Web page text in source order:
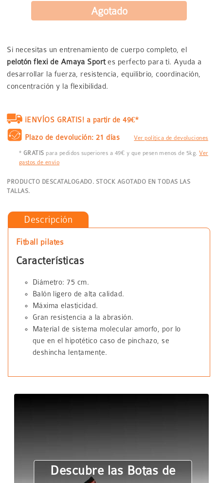
Si necesitas un entrenamiento de cuerpo completo, el
pelotón flexi de Amaya Sportes perfecto para ti. Ayuda a
desarrollar la fuerza, resistencia, equilibrio, coordinación,
concentración y la flexibilidad.
¡ENVÍOS GRATIS! a partir de 49€*
Plazo de devolución: 21 días Ver política de devoluciones
* GRATIS para pedidos superiores a 49€ y que pesen menos de 5kg.Ver
gastos de envío
PRODUCTO DESCATALOGADO. STOCK AGOTADO EN TODAS LAS
TALLAS.
Descripción
Fitball pilates
Características
Diámetro: 75 cm.
Balón ligero de alta calidad.
Máxima elasticidad.
Gran resistencia a la abrasión.
Material de sistema molecular amorfo, por lo
que en el hipotético caso de pinchazo, se
deshincha lentamente.
Descubre las Botas de